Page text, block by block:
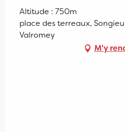
Altitude : 750m
place des terreaux,
Valromey
M'y